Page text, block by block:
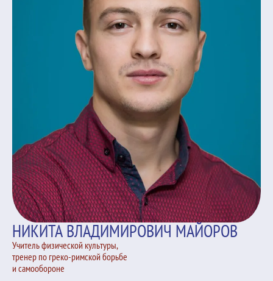
НИКИТА ВЛАДИМИРОВИЧ МАЙОРОВ
Учитель физической культуры,
тренер по греко-римской борьбе
и самообороне